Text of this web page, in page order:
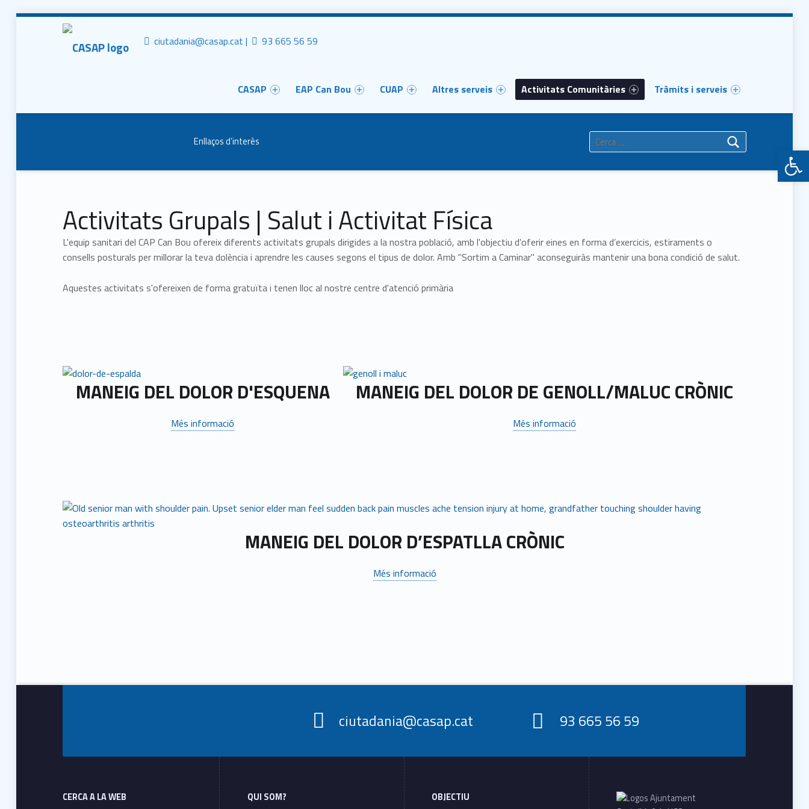
CASAP
Contacta al mail
ciutadania@casap.cat |
Truca'ns
93 665 56 59
CASAP EAP Can Bou CUAP Altres serveis Activitats Comunitàries Tràmits i serveis
Enllaços d’interès
Activitats Grupals | Salut i Activitat Física
L'equip sanitari del CAP Can Bou ofereix diferents activitats grupals dirigides a la nostra població, amb l'objectiu d'oferir eines en forma d’exercicis, estiraments o
consells posturals per millorar la teva dolència i aprendre les causes segons el tipus de dolor. Amb "Sortim a Caminar" aconseguiràs mantenir una bona condició de salut.
Aquestes activitats s'ofereixen de forma gratuïta i tenen lloc al nostre centre d'atenció primària
MANEIG DEL DOLOR D'ESQUENA
Més informació
MANEIG DEL DOLOR DE GENOLL/MALUC CRÒNIC
Més informació
MANEIG DEL DOLOR D’ESPATLLA CRÒNIC
Més informació
Skip back to main navigation Footer info sidebar
ciutadania@casap.cat 93 665 56 59
Footer sidebar
CERCA A LA WEB QUI SOM? OBJECTIU
Obre la barra d'eines